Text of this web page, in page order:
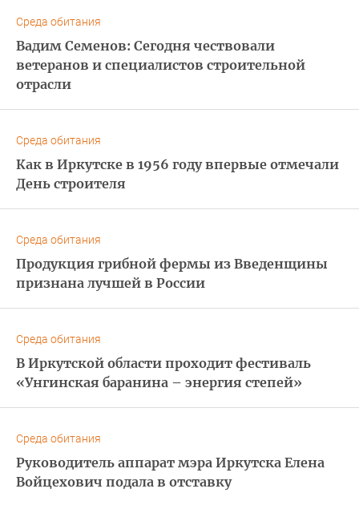
Среда обитания
Вадим Семенов: Сегодня чествовали
ветеранов и специалистов строительной
отрасли
Среда обитания
Как в Иркутске в 1956 году впервые отмечали
День строителя
Среда обитания
Продукция грибной фермы из Введенщины
признана лучшей в России
Среда обитания
В Иркутской области проходит фестиваль
«Унгинская баранина – энергия степей»
Среда обитания
Руководитель аппарат мэра Иркутска Елена
Войцехович подала в отставку